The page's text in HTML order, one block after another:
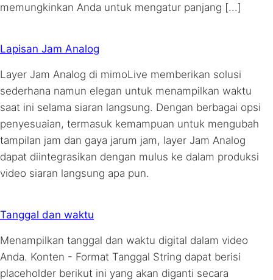
memungkinkan Anda untuk mengatur panjang [...]
Lapisan Jam Analog
Layer Jam Analog di mimoLive memberikan solusi
sederhana namun elegan untuk menampilkan waktu
saat ini selama siaran langsung. Dengan berbagai opsi
penyesuaian, termasuk kemampuan untuk mengubah
tampilan jam dan gaya jarum jam, layer Jam Analog
dapat diintegrasikan dengan mulus ke dalam produksi
video siaran langsung apa pun.
Tanggal dan waktu
Menampilkan tanggal dan waktu digital dalam video
Anda. Konten - Format Tanggal String dapat berisi
placeholder berikut ini yang akan diganti secara